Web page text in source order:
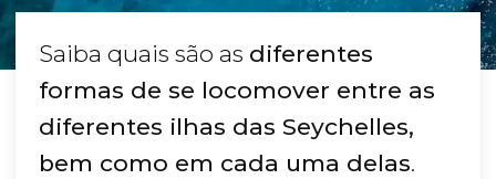
Saiba quais são as diferentes
formas de se locomover entre as
diferentes ilhas das Seychelles,
bem como em cada uma delas.